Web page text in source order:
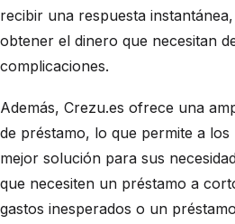
recibir una respuesta
obtener el dinero que necesitan
complicaciones.
Además, Crezu.es ofrece una
de préstamo, lo que permite a
mejor solución para sus
que necesiten un préstamo a
gastos inesperados o un